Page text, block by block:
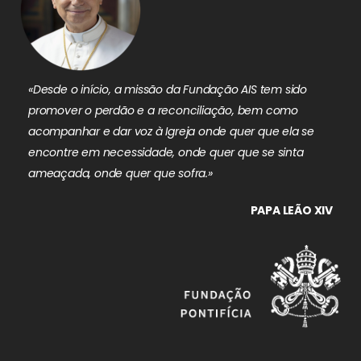
«Desde o início, a missão da Fundação AIS tem sido
promover o perdão e a reconciliação, bem como
acompanhar e dar voz à Igreja onde quer que ela se
encontre em necessidade, onde quer que se sinta
ameaçada, onde quer que sofra.»
PAPA LEÃO XIV